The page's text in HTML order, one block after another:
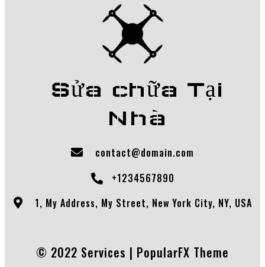
Sửa chữa Tại
Nhà
contact@domain.com
+1234567890
1, My Address, My Street, New York City, NY, USA
© 2022 Services | PopularFX Theme